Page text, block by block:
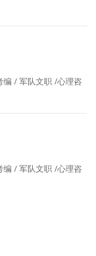
/ 军队文职 /心理咨
/ 军队文职 /心理咨